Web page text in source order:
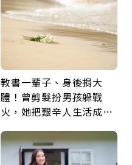
教書一輩子、身後捐大
體！曾剪髮扮男孩躲戰
火，她把艱辛人生活成風
福